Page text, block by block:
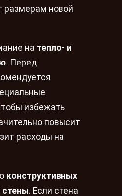
размерам новой
на тепло- и
. Перед
избежать
повысит
расходы на
конструктивных
стены. Если стена